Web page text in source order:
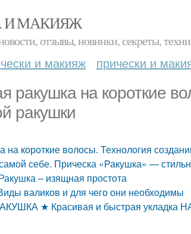
И МАКИЯЖ
отзывы, новинки, секреты,
и макияж прически и
ракушка на короткие
ракушки
короткие волосы. Технология
себе. Прическа «Ракушка» —
– изящная простота
валиков и для чего они необходимы
★ Красивая и быстрая